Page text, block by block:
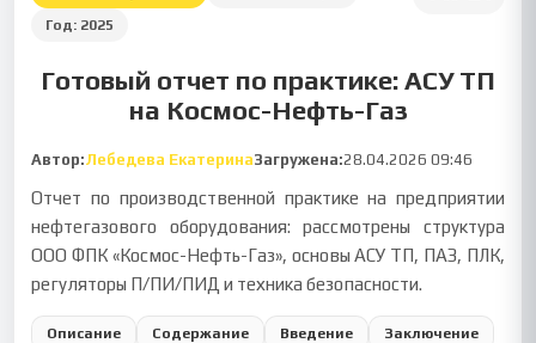
Год: 2025
Готовый отчет по практике: АСУ ТП
на Космос-Нефть-Газ
Автор:Лебедева ЕкатеринаЗагружена:28.04.2026 09:46
Отчет по производственной практике на предприятии
нефтегазового оборудования: рассмотрены структура
ООО ФПК «Космос-Нефть-Газ», основы АСУ ТП, ПАЗ, ПЛК,
регуляторы П/ПИ/ПИД и техника безопасности.
Описание Содержание Введение Заключение